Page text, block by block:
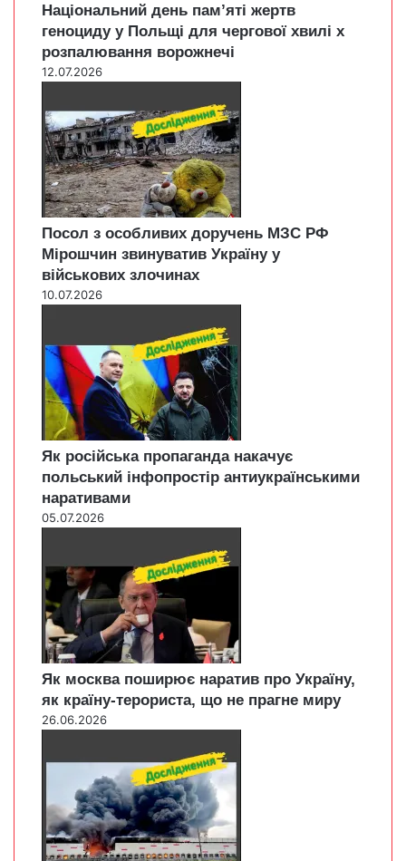
Національний день пам’яті жертв
геноциду у Польщі для чергової хвилі х
розпалювання ворожнечі
12.07.2026
Посол з особливих доручень МЗС РФ
Мірошчин звинуватив Україну у
військових злочинах
10.07.2026
Як російська пропаганда накачує
польський інфопростір антиукраїнськими
наративами
05.07.2026
Як москва поширює наратив про Україну,
як країну-терориста, що не прагне миру
26.06.2026